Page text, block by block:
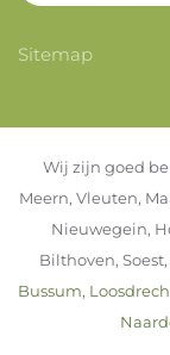
Sitemap
Wij zijn goed
Meern, Vleuten,
Nieuwegein,
Bilthoven,
Bussum,